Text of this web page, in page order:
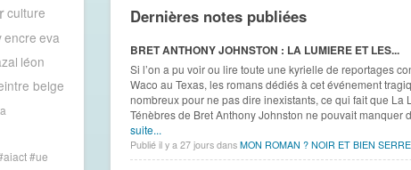
culture
encre eva
léon
belge
#ue
Dernières notes publiées
BRET ANTHONY JOHNSTON : LA LUMIERE ET LES...
Si l’on a pu voir ou lire toute une kyrielle de reportages
Waco au Texas, les romans dédiés à cet événement
nombreux pour ne pas dire inexistants, ce qui fait que La
Ténèbres de Bret Anthony Johnston ne pouvait manquer
suite...
Publié il y a 27 jours dans MON ROMAN ? NOIR ET BIEN